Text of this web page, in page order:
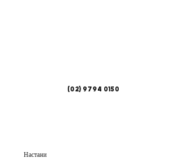
(02) 9794 0150
Настани